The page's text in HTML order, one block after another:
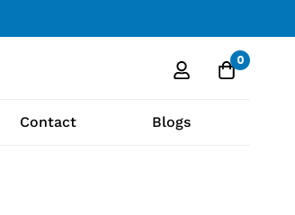
0
Contact Blogs